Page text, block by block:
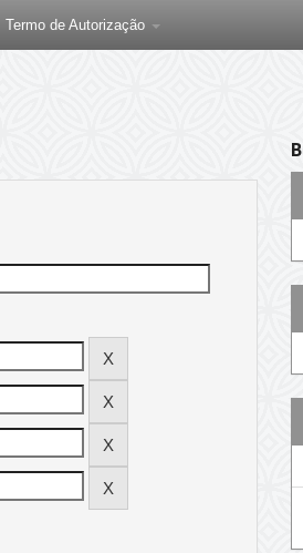
Termo de Autorização